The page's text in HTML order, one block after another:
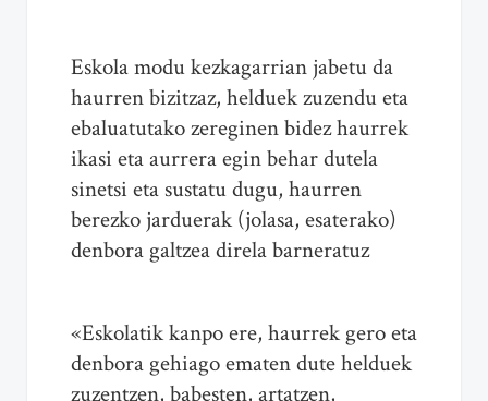
Eskola modu kezkagarrian jabetu da
haurren bizitzaz, helduek zuzendu eta
ebaluatutako zereginen bidez haurrek
ikasi eta aurrera egin behar dutela
sinetsi eta sustatu dugu, haurren
berezko jarduerak (jolasa, esaterako)
denbora galtzea direla barneratuz
«Eskolatik kanpo ere, haurrek gero eta
denbora gehiago ematen dute helduek
zuzentzen, babesten, artatzen,